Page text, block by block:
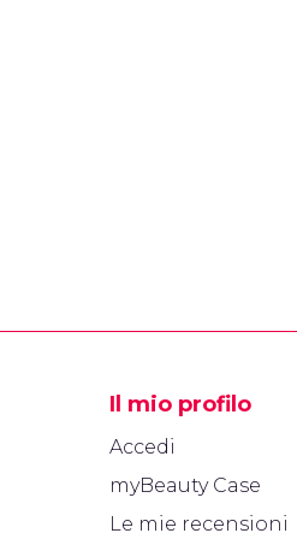
Il mio profilo
Accedi
myBeauty Case
Le mie recensioni